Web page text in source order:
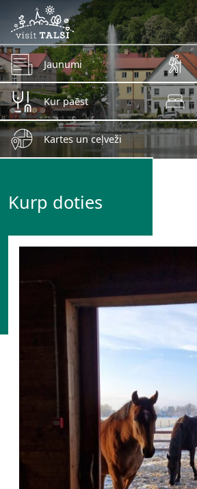
Skip to main content
Jaunumi
Kur paēst
Kartes un ceļveži
Kurp doties